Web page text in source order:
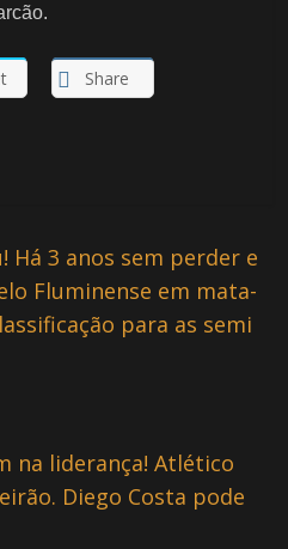
Share
Há 3 anos sem perder e
Fluminense em mata-
para as semi
na liderança! Atlético
Diego Costa pode